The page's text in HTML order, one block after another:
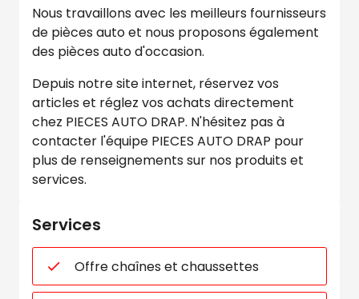
Nous travaillons avec les meilleurs fournisseurs
de pièces auto et nous proposons également
des pièces auto d'occasion.
Depuis notre site internet, réservez vos
articles et réglez vos achats directement
chez PIECES AUTO DRAP. N'hésitez pas à
contacter l'équipe PIECES AUTO DRAP pour
plus de renseignements sur nos produits et
services.
Services
Offre chaînes et chaussettes